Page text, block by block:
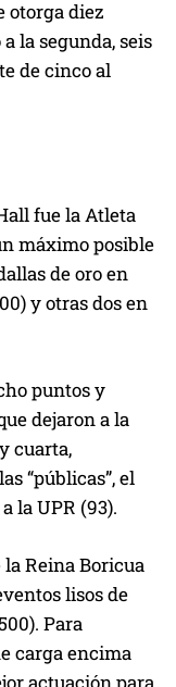
otorga diez
la segunda, seis
de cinco al
fue la Atleta
máximo posible
de oro en
y otras dos en
puntos y
dejaron a la
cuarta,
“públicas”, el
la UPR (93).
Reina Boricua
lisos de
Para
carga encima